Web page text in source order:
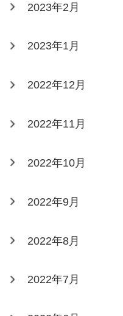
2023年2月
2023年1月
2022年12月
2022年11月
2022年10月
2022年9月
2022年8月
2022年7月